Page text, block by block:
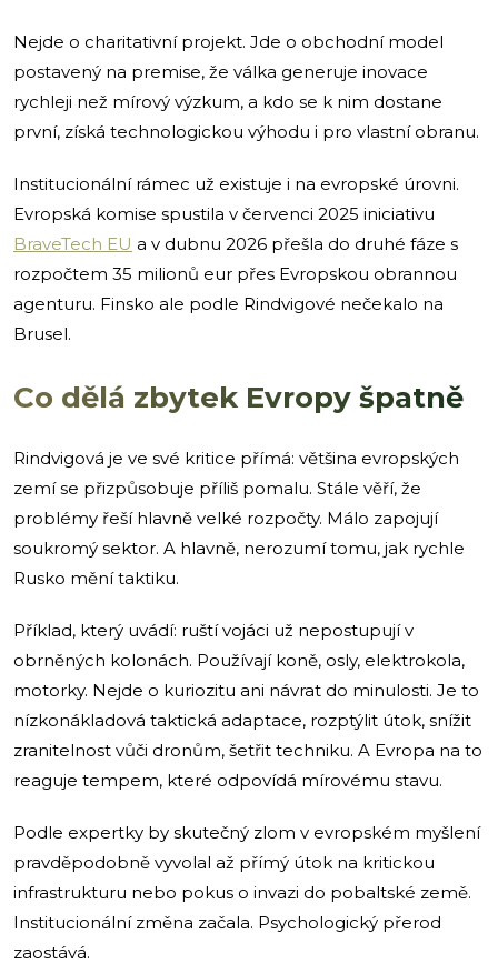
Nejde o charitativní projekt. Jde o obchodní model
postavený na premise, že válka generuje inovace
rychleji než mírový výzkum, a kdo se k nim dostane
první, získá technologickou výhodu i pro vlastní obranu.
Institucionální rámec už existuje i na evropské úrovni.
Evropská komise spustila v červenci 2025 iniciativu
BraveTech EU a v dubnu 2026 přešla do druhé fáze s
rozpočtem 35 milionů eur přes Evropskou obrannou
agenturu. Finsko ale podle Rindvigové nečekalo na
Brusel.
Co dělá zbytek Evropy špatně
Rindvigová je ve své kritice přímá: většina evropských
zemí se přizpůsobuje příliš pomalu. Stále věří, že
problémy řeší hlavně velké rozpočty. Málo zapojují
soukromý sektor. A hlavně, nerozumí tomu, jak rychle
Rusko mění taktiku.
Příklad, který uvádí: ruští vojáci už nepostupují v
obrněných kolonách. Používají koně, osly, elektrokola,
motorky. Nejde o kuriozitu ani návrat do minulosti. Je to
nízkonákladová taktická adaptace, rozptýlit útok, snížit
zranitelnost vůči dronům, šetřit techniku. A Evropa na to
reaguje tempem, které odpovídá mírovému stavu.
Podle expertky by skutečný zlom v evropském myšlení
pravděpodobně vyvolal až přímý útok na kritickou
infrastrukturu nebo pokus o invazi do pobaltské země.
Institucionální změna začala. Psychologický přerod
zaostává.